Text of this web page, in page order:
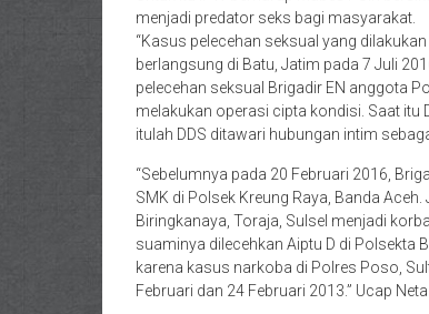
menjadi predator seks bagi masyarakat.
“Kasus pelecehan seksual yang
berlangsung di Batu, Jatim pada 7 Juli
pelecehan seksual Brigadir EN anggota
melakukan operasi cipta kondisi. Saat itu
itulah DDS ditawari hubungan intim
“Sebelumnya pada 20 Februari 2016,
SMK di Polsek Kreung Raya, Banda
Biringkanaya, Toraja, Sulsel menjadi
suaminya dilecehkan Aiptu D di Polsekta
karena kasus narkoba di Polres Poso,
Februari dan 24 Februari 2013.” Ucap Neta